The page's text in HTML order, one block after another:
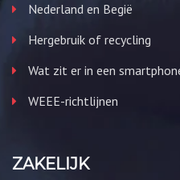
Nederland en Begië
Hergebruik of recycling
Wat zit er in een
WEEE-richtlijnen
ZAKELIJK